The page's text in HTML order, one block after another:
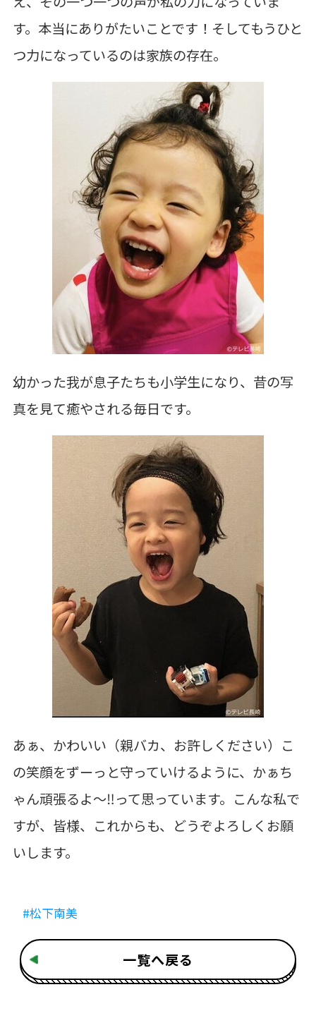
す。本当にありがたいことです！そしてもうひと
つ力になっているのは家族の存在。
幼かった我が息子たちも小学生になり、昔の写
真を見て癒やされる毎日です。
あぁ、かわいい（親バカ、お許しください）こ
の笑顔をずーっと守っていけるように、かぁち
ゃん頑張るよ～‼って思っています。こんな私で
すが、皆様、これからも、どうぞよろしくお願
いします。
#松下南美
一覧へ戻る